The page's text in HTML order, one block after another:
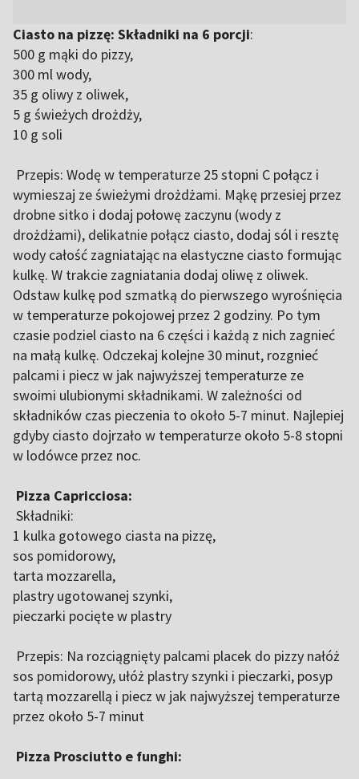
Ciasto na pizzę: Składniki na 6 porcji:
500 g mąki do pizzy,
300 ml wody,
35 g oliwy z oliwek,
5 g świeżych drożdży,
10 g soli
Przepis: Wodę w temperaturze 25 stopni C połącz i
wymieszaj ze świeżymi drożdżami. Mąkę przesiej przez
drobne sitko i dodaj połowę zaczynu (wody z
drożdżami), delikatnie połącz ciasto, dodaj sól i resztę
wody całość zagniatając na elastyczne ciasto formując
kulkę. W trakcie zagniatania dodaj oliwę z oliwek.
Odstaw kulkę pod szmatką do pierwszego wyrośnięcia
w temperaturze pokojowej przez 2 godziny. Po tym
czasie podziel ciasto na 6 części i każdą z nich zagnieć
na małą kulkę. Odczekaj kolejne 30 minut, rozgnieć
palcami i piecz w jak najwyższej temperaturze ze
swoimi ulubionymi składnikami. W zależności od
składników czas pieczenia to około 5-7 minut. Najlepiej
gdyby ciasto dojrzało w temperaturze około 5-8 stopni
w lodówce przez noc.
Pizza Capricciosa:
Składniki:
1 kulka gotowego ciasta na pizzę,
sos pomidorowy,
tarta mozzarella,
plastry ugotowanej szynki,
pieczarki pocięte w plastry
Przepis: Na rozciągnięty palcami placek do pizzy nałóż
sos pomidorowy, ułóż plastry szynki i pieczarki, posyp
tartą mozzarellą i piecz w jak najwyższej temperaturze
przez około 5-7 minut
Pizza Prosciutto e funghi: